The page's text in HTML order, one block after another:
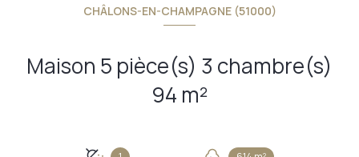
CHÂLONS-EN-CHAMPAGNE (51000)
Maison 5 pièce(s) 3 chambre(s)
94 m²